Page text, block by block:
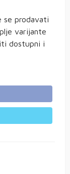
se prodavati
varijante
dostupni i